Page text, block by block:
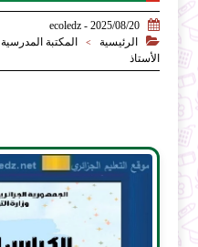

2025/08/20 - ecoledz

الرئيسية > المكتبة المدرسية
الأستاذ